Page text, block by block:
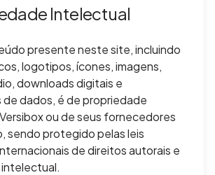
Intelectual
presente neste site, incluindo
logotipos, ícones, imagens,
downloads digitais e
dados, é de propriedade
ou de seus fornecedores
sendo protegido pelas leis
de direitos autorais e